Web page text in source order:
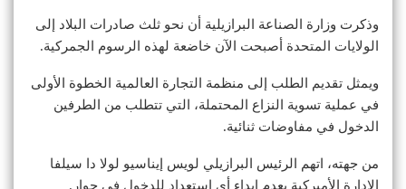
وذكرت وزارة الصناعة البرازيلية أن نحو ثلث صادرات البلاد إلى
الولايات المتحدة أصبحت الآن خاضعة لهذه الرسوم الجمركية.
ويمثل تقديم الطلب إلى منظمة التجارة العالمية الخطوة الأولى
في عملية تسوية النزاع المحتملة، التي تتطلب من الطرفين
الدخول في مفاوضات ثنائية.
من جهته، اتهم الرئيس البرازيلي لويس إيناسيو لولا دا سيلفا
الإدارة الأميركية بعدم إبداء أي استعداد للدخول في حوار.